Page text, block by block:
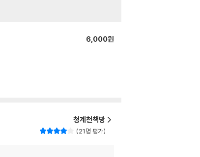
6,000원
청계천책방
21명 평가